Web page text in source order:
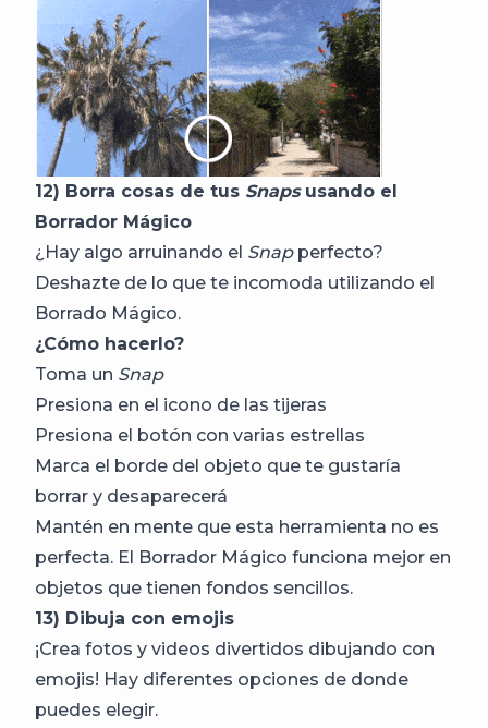
12) Borra cosas de tus Snapsusando el
Borrador Mágico
¿Hay algo arruinando el Snapperfecto?
Deshazte de lo que te incomoda utilizando el
Borrado Mágico.
¿Cómo hacerlo?
Toma un Snap
Presiona en el icono de las tijeras
Presiona el botón con varias estrellas
Marca el borde del objeto que te gustaría
borrar y desaparecerá
Mantén en mente que esta herramienta no es
perfecta. El Borrador Mágico funciona mejor en
objetos que tienen fondos sencillos.
13) Dibuja con emojis
¡Crea fotos y videos divertidos dibujando con
emojis! Hay diferentes opciones de donde
puedes elegir.